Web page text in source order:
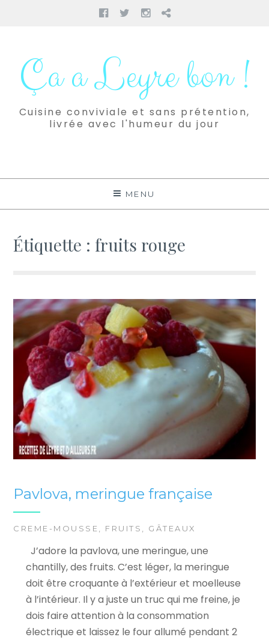
Facebook
TwitterInstagram
Pinterest
contenuÇa a Leyre bon !
Cuisine conviviale et sans prétention,
livrée avec l'humeur du jour
MENU
Étiquette :fruits rouge
Pavlova, meringue française
CREME-MOUSSE FRUITS GÂTEAUX
J’adore la pavlova, une meringue, une
chantilly, des fruits. C’est léger, la meringue
doit être croquante à l’extérieur et moelleuse
à l’intérieur. Il y a juste un truc qui me freine, je
dois faire attention à la consommation
électrique et laissez le four allumé pendant 2